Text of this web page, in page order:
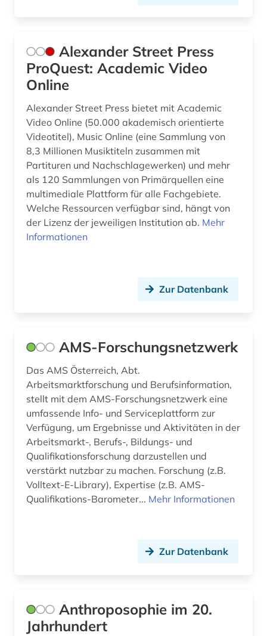
elektronische zeitschrift (11)
elektronisches buch (63)
elementarbildung (1)
englischunterricht (1)
entscheidungsammlung (1)
entwicklung (3)
entwicklungsforschung (1)
entwicklungshilfe (1)
entwicklungszusammenarbeit (2)
ernst i. (1)
ernährung (1)
erwachsenenbildung (10)
erzieher (1)
erziehungswissenschaft (23)
Alexander Street Press
ProQuest: Academic Video
Online
Alexander Street Press bietet mit Academic
Video Online (50.000 akademisch orientierte
Videotitel), Music Online (eine Sammlung von
8,3 Millionen Musiktiteln zusammen mit
Partituren und Nachschlagewerken) und mehr
als 120 Sammlungen von Primärquellen eine
multimediale Plattform für alle Fachgebiete.
Welche Ressourcen verfügbar sind, hängt von
der Lizenz der jeweiligen Institution ab. Mehr
Informationen
Zur Datenbank
AMS-Forschungsnetzwerk
Das AMS Österreich, Abt.
Arbeitsmarktforschung und Berufsinformation,
stellt mit dem AMS-Forschungsnetzwerk eine
umfassende Info- und Serviceplattform zur
Verfügung, um Ergebnisse und Aktivitäten in der
Arbeitsmarkt-, Berufs-, Bildungs- und
Qualifikationsforschung darzustellen und
verstärkt nutzbar zu machen. Forschung (z.B.
Volltext-E-Library), Expertise (z.B. AMS-
Qualifikations-Barometer... Mehr Informationen
Zur Datenbank
Anthroposophie im 20.
Jahrhundert